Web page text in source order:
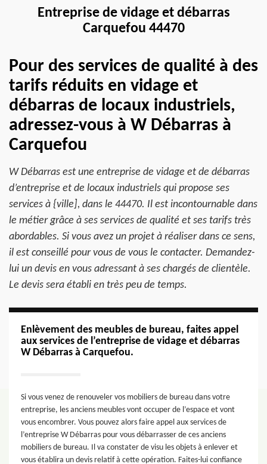
Entreprise de vidage et débarras
Carquefou 44470
Pour des services de qualité à des
tarifs réduits en vidage et
débarras de locaux industriels,
adressez-vous à W Débarras à
Carquefou
W Débarras est une entreprise de vidage et de débarras
d’entreprise et de locaux industriels qui propose ses
services à {ville], dans le 44470. Il est incontournable dans
le métier grâce à ses services de qualité et ses tarifs très
abordables. Si vous avez un projet à réaliser dans ce sens,
il est conseillé pour vous de vous le contacter. Demandez-
lui un devis en vous adressant à ses chargés de clientèle.
Le devis sera établi en très peu de temps.
Enlèvement des meubles de bureau, faites appel
aux services de l’entreprise de vidage et débarras
W Débarras à Carquefou.
Si vous venez de renouveler vos mobiliers de bureau dans votre
entreprise, les anciens meubles vont occuper de l’espace et vont
vous encombrer. Vous pouvez alors faire appel aux services de
l’entreprise W Débarras pour vous débarrasser de ces anciens
mobiliers de bureau. Il va constater de visu les objets à enlever et
vous établira un devis relatif à cette opération. Faites-lui confiance